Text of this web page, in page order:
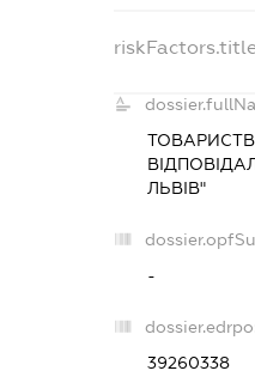
ЛЬВІВ"
-
39260338